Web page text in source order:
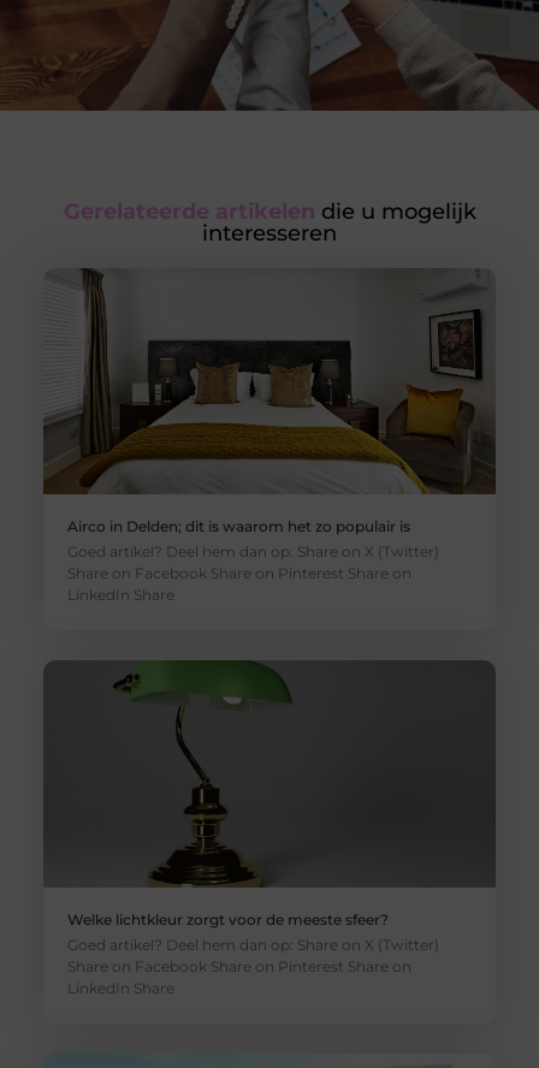
Gerelateerde artikelen die u mogelijk
interesseren
Airco in Delden; dit is waarom het zo populair is
Goed artikel? Deel hem dan op: Share on X (Twitter)
Share on Facebook Share on Pinterest Share on
LinkedIn Share
Welke lichtkleur zorgt voor de meeste sfeer?
Goed artikel? Deel hem dan op: Share on X (Twitter)
Share on Facebook Share on Pinterest Share on
LinkedIn Share